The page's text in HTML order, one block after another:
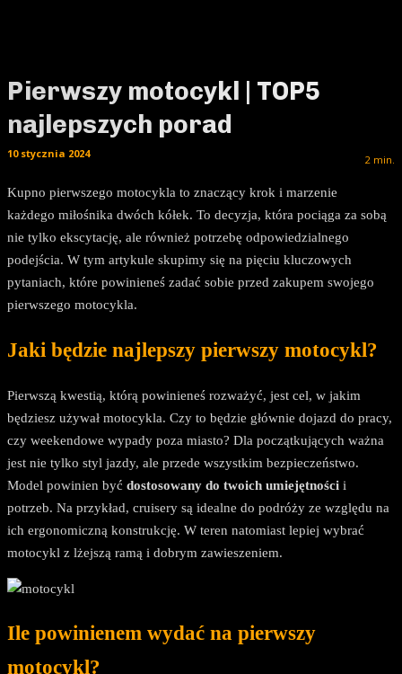
Pierwszy motocykl | TOP5
najlepszych porad
2 min.
10 stycznia 2024
Kupno pierwszego motocykla to znaczący krok i marzenie
każdego miłośnika dwóch kółek. To decyzja, która pociąga za sobą
nie tylko ekscytację, ale również potrzebę odpowiedzialnego
podejścia. W tym artykule skupimy się na pięciu kluczowych
pytaniach, które powinieneś zadać sobie przed zakupem swojego
pierwszego motocykla.
Jaki będzie najlepszy pierwszy motocykl?
Pierwszą kwestią, którą powinieneś rozważyć, jest cel, w jakim
będziesz używał motocykla. Czy to będzie głównie dojazd do pracy,
czy weekendowe wypady poza miasto? Dla początkujących ważna
jest nie tylko styl jazdy, ale przede wszystkim bezpieczeństwo.
Model powinien być dostosowany do twoich umiejętności i
potrzeb. Na przykład, cruisery są idealne do podróży ze względu na
ich ergonomiczną konstrukcję. W teren natomiast lepiej wybrać
motocykl z lżejszą ramą i dobrym zawieszeniem.
Ile powinienem wydać na pierwszy
motocykl?